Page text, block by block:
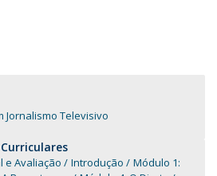
Jornalismo Televisivo
e Avaliação Introdução
Módulo 1: